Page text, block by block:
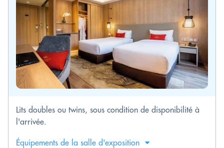
Lits doubles ou twins, sous condition de disponibilité à
l'arrivée.
Équipements de la salle d'exposition